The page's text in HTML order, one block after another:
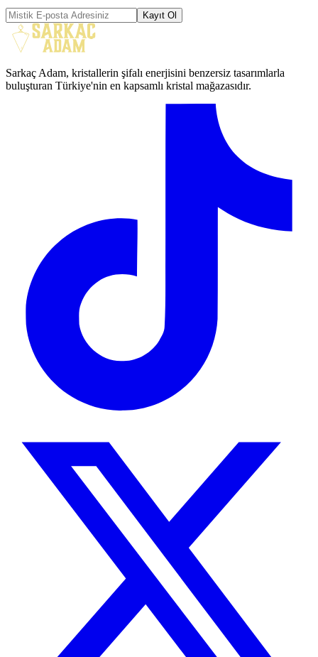
Kayıt Ol
Sarkaç Adam, kristallerin şifalı enerjisini benzersiz tasarımlarla
buluşturan Türkiye'nin en kapsamlı kristal mağazasıdır.